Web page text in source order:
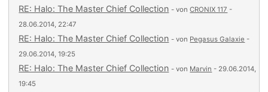
RE: Halo: The Master Chief Collection - vonCRONIX 117 -
28.06.2014, 22:47
RE: Halo: The Master Chief Collection - von Pegasus Galaxie -
29.06.2014, 19:25
RE: Halo: The Master Chief Collection - von Marvin - 29.06.2014,
19:45